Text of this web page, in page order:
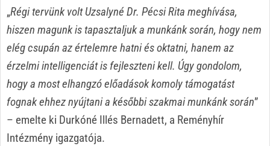
„Régi tervünk volt Uzsalyné Dr. Pécsi Rita meghívása,
hiszen magunk is tapasztaljuk a munkánk során, hogy nem
elég csupán az értelemre hatni és oktatni, hanem az
érzelmi intelligenciát is fejleszteni kell. Úgy gondolom,
hogy a most elhangzó előadások komoly támogatást
fognak ehhez nyújtani a későbbi szakmai munkánk során”
– emelte ki Durkóné Illés Bernadett, a Reményhír
Intézmény igazgatója.